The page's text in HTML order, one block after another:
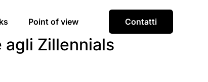
Point of view Contatti
agli Zillennials